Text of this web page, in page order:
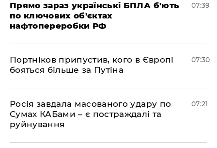
Прямо зараз українські БПЛА б'ють
по ключових об'єктах
нафтопереробки РФ
07:39
Портніков припустив, кого в Європі
бояться більше за Путіна
07:30
Росія завдала масованого удару по
Сумах КАБами – є постраждалі та
руйнування
07:21